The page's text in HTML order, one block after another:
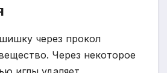
через прокол
Через некоторое